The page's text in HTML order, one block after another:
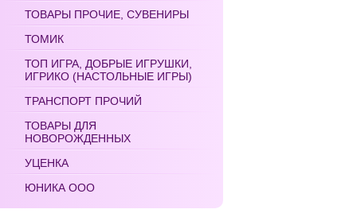
ТОВАРЫ ПРОЧИЕ, СУВЕНИРЫ
ТОМИК
ТОП ИГРА, ДОБРЫЕ ИГРУШКИ,
ИГРИКО (НАСТОЛЬНЫЕ ИГРЫ)
ТРАНСПОРТ ПРОЧИЙ
ТОВАРЫ ДЛЯ
НОВОРОЖДЕННЫХ
УЦЕНКА
ЮНИКА ООО